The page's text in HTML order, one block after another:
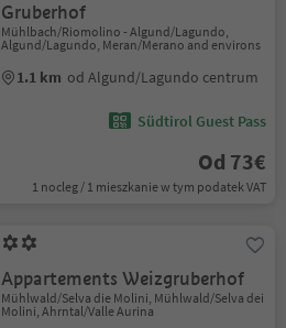
Gruberhof
Mühlbach/Riomolino - Algund/Lagundo,
Algund/Lagundo, Meran/Merano and environs
1.1 km od Algund/Lagundo centrum
Südtirol Guest Pass
Od 73€
1 nocleg / 1 mieszkanie w tym podatek VAT
Appartements Weizgruberhof
Mühlwald/Selva die Molini, Mühlwald/Selva dei
Molini, Ahrntal/Valle Aurina